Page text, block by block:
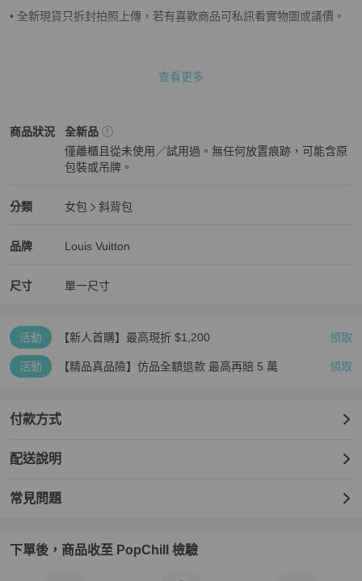
• 全新現貨只拆封拍照上傳，若有喜歡商品可私訊看實物圖或議價。
#LV  #兩用包  #斜背包 #手提包
查看更多
商品狀況
Louis Vuitton女包商品狀態與細節
全新品
僅離櫃且從未使用／試用過。無任何放置痕跡，可能含原
包裝或吊牌。
分類
Louis Vuitton女包 分類資訊
女包
斜背包
品牌
Louis Vuitton精品女包品牌介紹
Louis Vuitton
Louis Vuitton推薦清單
尺寸 單一尺寸
活動 【新人首購】最高現折 $1,200 領取
活動 【精品真品險】仿品全額退款 最高再賠 5 萬 領取
付款方式
配送說明
常見問題
下單後，商品收至 PopChill 檢驗